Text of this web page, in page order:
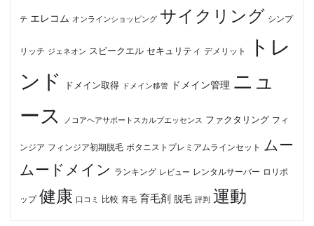
テ エレコム オンラインショッピング サイクリング シンプ
リッチ ジェネオン スピークエル セキュリティ デメリット
トレ
ンド
ドメイン取得 ドメイン移管 ドメイン管理 ニュ
ース
ノコアヘアサポートスカルプエッセンス ファクタリング フィ
ンジア フィンジア初期脱毛 ボタニストプレミアムラインセット ムー
ムードメイン ランキング レビュー レンタルサーバー ロリポ
ップ 健康 口コミ 比較 育毛 育毛剤 脱毛 評判 運動